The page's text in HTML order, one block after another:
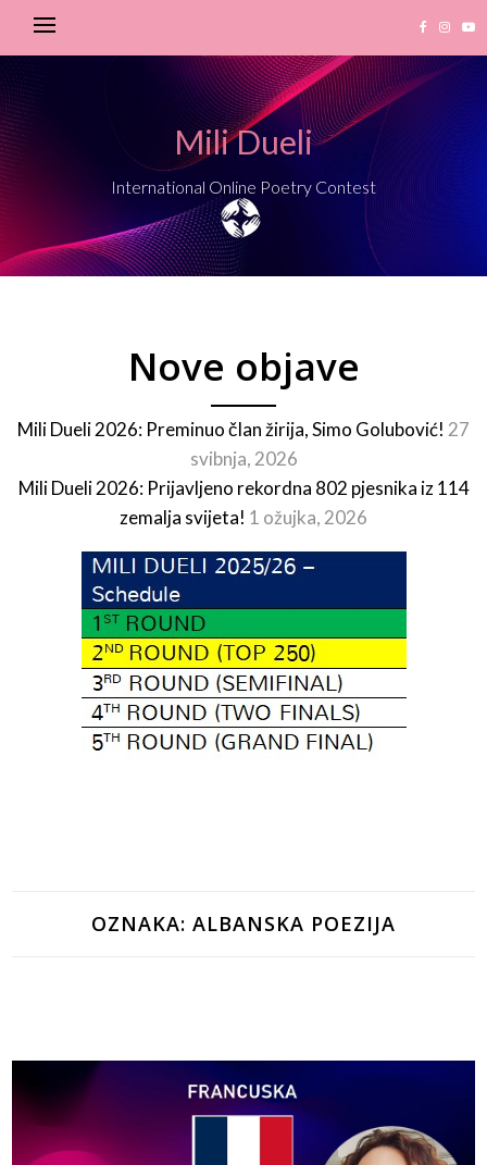
Mili Dueli
International Online Poetry Contest
Nove objave
Mili Dueli 2026: Preminuo član žirija, Simo Golubović! 27
svibnja, 2026
Mili Dueli 2026: Prijavljeno rekordna 802 pjesnika iz 114
zemalja svijeta! 1 ožujka, 2026
OZNAKA: ALBANSKA POEZIJA